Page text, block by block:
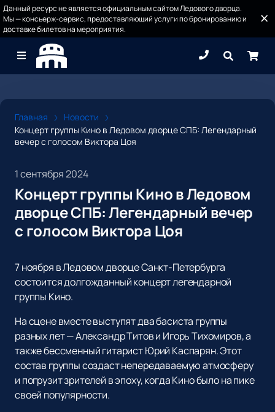
Данный ресурс не является официальным сайтом Ледового дворца.
Мы — консьерж-сервис, предоставляющий услуги по бронированию и
доставке билетов на мероприятия.
Главная
Новости
Концерт группы Кино в Ледовом дворце СПБ: Легендарный
вечер с голосом Виктора Цоя
1 сентября 2024
Концерт группы Кино в Ледовом
дворце СПБ: Легендарный вечер
с голосом Виктора Цоя
7 ноября в Ледовом дворце Санкт-Петербурга
состоится долгожданный концерт легендарной
группы Кино.
На сцене вместе выступят два басиста группы
разных лет — Александр Титов и Игорь Тихомиров, а
также бессменный гитарист Юрий Каспарян. Этот
состав группы создаст непередаваемую атмосферу
и погрузит зрителей в эпоху, когда Кино было на пике
своей популярности.